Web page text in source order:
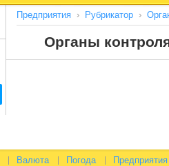
Предприятия Рубрикатор
Органы
Валюта Погода Предприятия